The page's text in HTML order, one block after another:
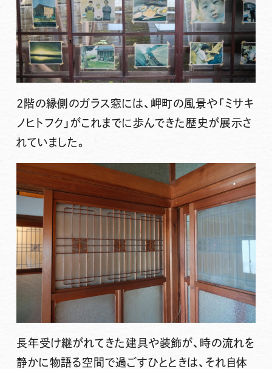
2階の縁側のガラス窓には、岬町の風景や「ミサキ
ノヒトフク」がこれまでに歩んできた歴史が展示さ
れていました。
長年受け継がれてきた建具や装飾が、時の流れを
静かに物語る空間で過ごすひとときは、それ自体